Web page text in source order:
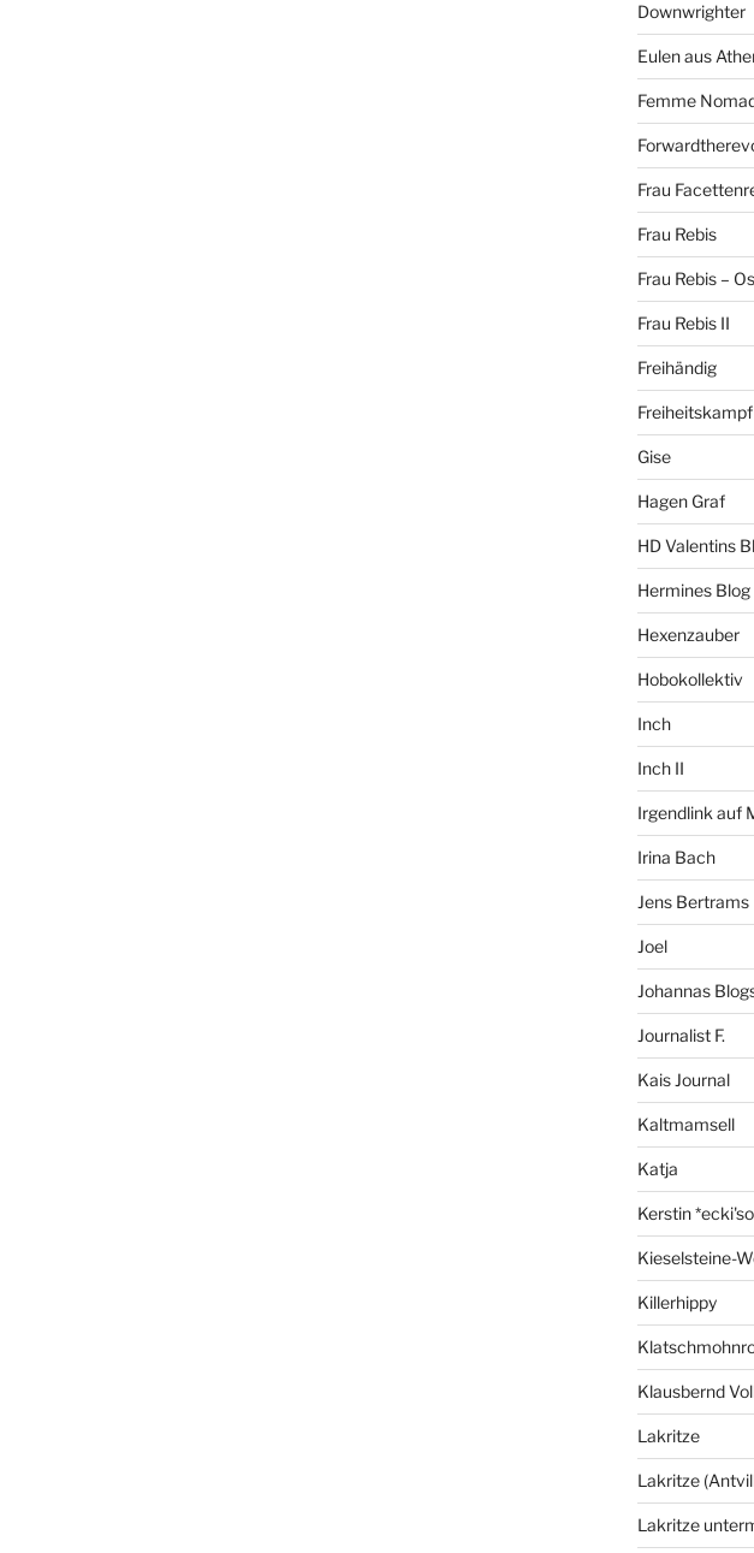
Downwrighter
Eulen aus
Femme
Frau
Frau Rebis
Frau Rebis –
Frau Rebis II
Freihändig
Freiheitskampf
Gise
Hagen Graf
HD Valentins
Hermines Blog
Hexenzauber
Hobokollektiv
Inch
Inch II
Irgendlink auf
Irina Bach
Jens Bertrams
Joel
Johannas
Journalist F.
Kais Journal
Kaltmamsell
Katja
Kerstin
Kieselsteine-
Killerhippy
Klausbernd
Lakritze
Lakritze
Lakritze